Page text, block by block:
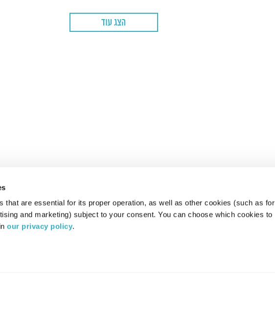
that are essential for its proper operation, as well as other cookies (such as for
and marketing) subject to your consent. You can choose which cookies to
our privacy policy.
הצג עוד